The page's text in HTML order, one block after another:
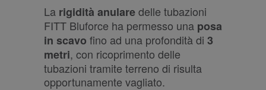
La rigidità anularedelle tubazioni
FITT Bluforce ha permesso una posa
in scavo fino ad una profondità di 3
metri, con ricoprimento delle
tubazioni tramite terreno di risulta
opportunamente vagliato.